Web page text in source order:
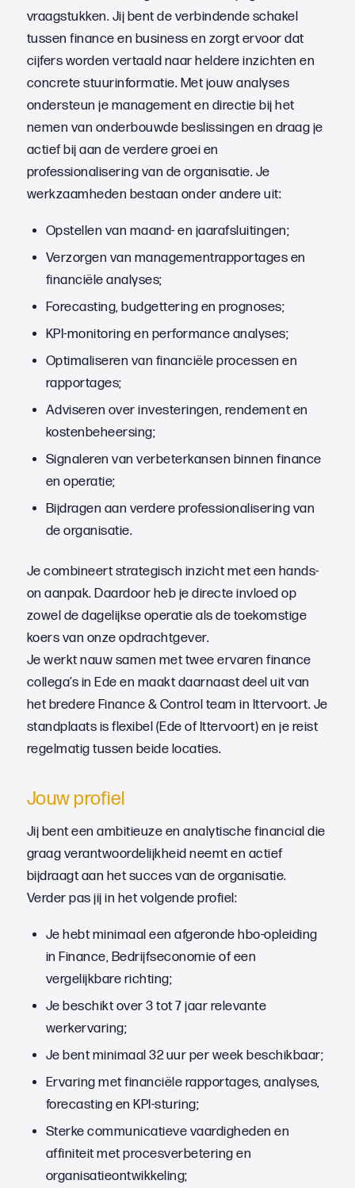
vraagstukken. Jij bent de verbindende schakel
tussen finance en business en zorgt ervoor dat
cijfers worden vertaald naar heldere inzichten en
concrete stuurinformatie. Met jouw analyses
ondersteun je management en directie bij het
nemen van onderbouwde beslissingen en draag je
actief bij aan de verdere groei en
professionalisering van de organisatie. Je
werkzaamheden bestaan onder andere uit:
Opstellen van maand- en jaarafsluitingen;
Verzorgen van managementrapportages en
financiële analyses;
Forecasting, budgettering en prognoses;
KPI-monitoring en performance analyses;
Optimaliseren van financiële processen en
rapportages;
Adviseren over investeringen, rendement en
kostenbeheersing;
Signaleren van verbeterkansen binnen finance
en operatie;
Bijdragen aan verdere professionalisering van
de organisatie.
Je combineert strategisch inzicht met een hands-
on aanpak. Daardoor heb je directe invloed op
zowel de dagelijkse operatie als de toekomstige
koers van onze opdrachtgever.
Je werkt nauw samen met twee ervaren finance
collega’s in Ede en maakt daarnaast deel uit van
het bredere Finance & Control team in Ittervoort. Je
standplaats is flexibel (Ede of Ittervoort) en je reist
regelmatig tussen beide locaties.
Jouw profiel
Jij bent een ambitieuze en analytische financial die
graag verantwoordelijkheid neemt en actief
bijdraagt aan het succes van de organisatie.
Verder pas jij in het volgende profiel:
Je hebt minimaal een afgeronde hbo-opleiding
in Finance, Bedrijfseconomie of een
vergelijkbare richting;
Je beschikt over 3 tot 7 jaar relevante
werkervaring;
Je bent minimaal 32 uur per week beschikbaar;
Ervaring met financiële rapportages, analyses,
forecasting en KPI-sturing;
Sterke communicatieve vaardigheden en
affiniteit met procesverbetering en
organisatieontwikkeling;